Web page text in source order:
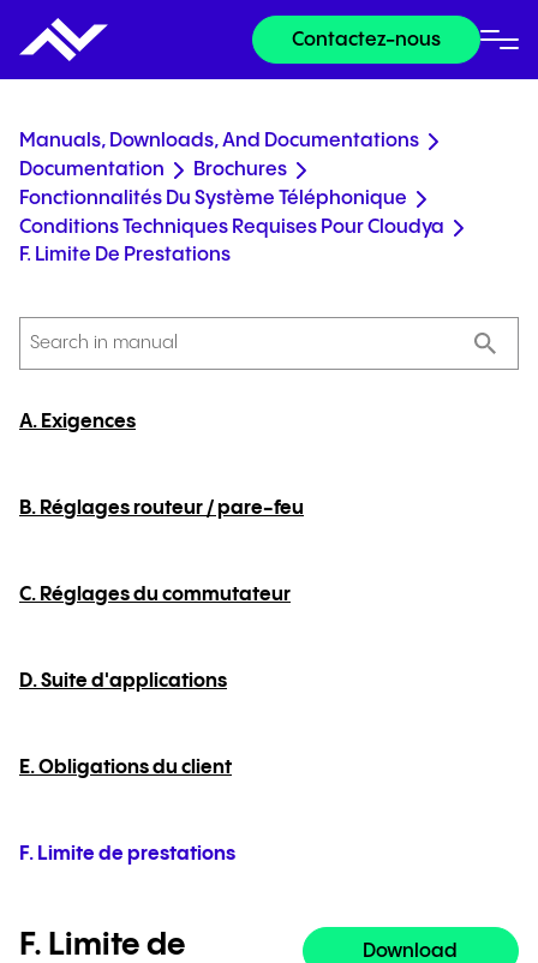
Contactez-nous
Manuals, Downloads, And Documentations
Documentation
Brochures
Fonctionnalités Du Système Téléphonique
Conditions Techniques Requises Pour Cloudya
F. Limite De Prestations
A. Exigences
B. Réglages routeur / pare-feu
C. Réglages du commutateur
D. Suite d'applications
E. Obligations du client
F. Limite de prestations
F. Limite de
Download